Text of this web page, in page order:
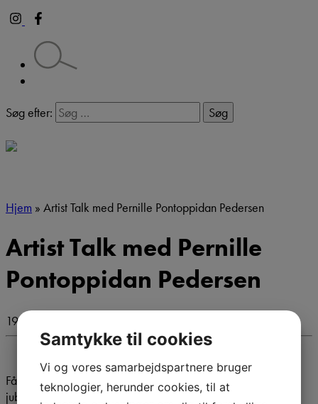
Søg efter:
Hjem » Artist Talk med Pernille Pontoppidan Pedersen
Artist Talk med Pernille
Pontoppidan Pedersen
19. maj kl. 19:00 - 20:30
Få et unikt indblik i historierne og tankerne bag
jubilæumsudstillingenUDLÆNGSEL HJEMLÆNGSEL
Samtykke til cookies
Vi og vores samarbejdspartnere bruger
teknologier, herunder cookies, til at